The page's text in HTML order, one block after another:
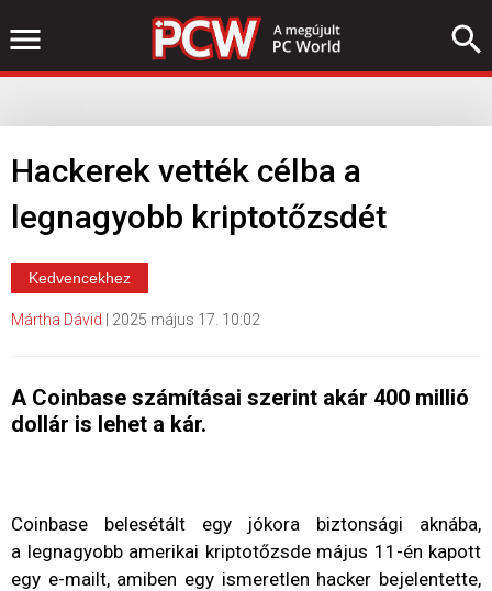
Hackerek vették célba a
legnagyobb kriptotőzsdét
Kedvencekhez
Mártha Dávid 2025 május 17. 10:02
A Coinbase számításai szerint akár 400 millió
dollár is lehet a kár.
Coinbase belesétált egy jókora biztonsági aknába,
a legnagyobb amerikai kriptotőzsde május 11-én kapott
egy e-mailt, amiben egy ismeretlen hacker bejelentette,